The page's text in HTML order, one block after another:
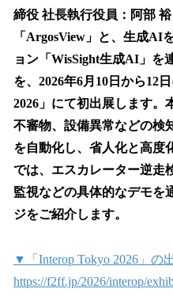
締役 社長執行役員：阿部
「ArgosView」と、生成AI
ョン「WisSight生成AI」を
を、2026年6月10日から12
2026」にて初出展します。
不審物、設備異常などの検
を自動化し、省人化と高度
では、エスカレーター逆走
監視などの具体的なデモを
ジをご紹介します。
▼「Interop Tokyo 2026」の
https://f2ff.jp/2026/interop/